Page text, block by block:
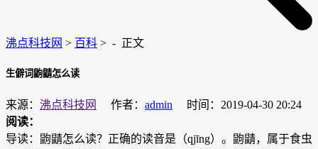
沸点科技网 > 百科 > - 正文
生僻词鼩鼱怎么读
来源： 沸点科技网 作者： admin
时间：2019-04-30 20:24
阅读：
导读：鼩鼱怎么读？正确的读音是（qjīng）。鼩鼱，属于食虫